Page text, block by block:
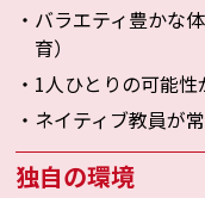
・バラエティ豊かな
育）
・1人ひとりの可能性
・ネイティブ教員が
独自の環境